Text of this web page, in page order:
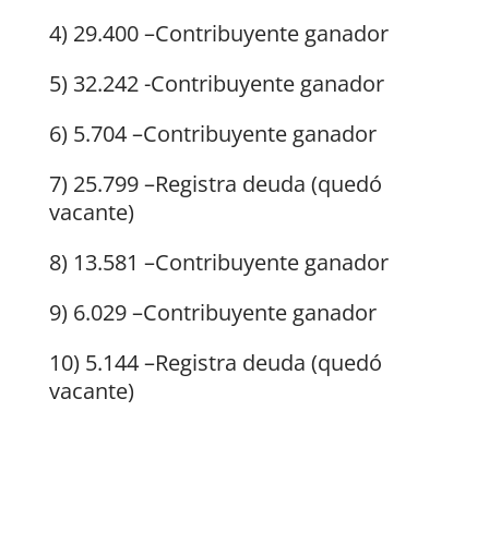
4) 29.400 –Contribuyente ganador
5) 32.242 -Contribuyente ganador
6) 5.704 –Contribuyente ganador
7) 25.799 –Registra deuda (quedó
vacante)
8) 13.581 –Contribuyente ganador
9) 6.029 –Contribuyente ganador
10) 5.144 –Registra deuda (quedó
vacante)